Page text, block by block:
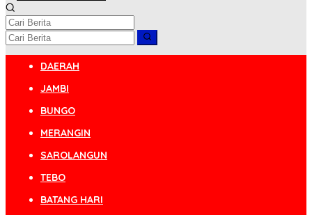
DAERAH
JAMBI
BUNGO
MERANGIN
SAROLANGUN
TEBO
BATANG HARI